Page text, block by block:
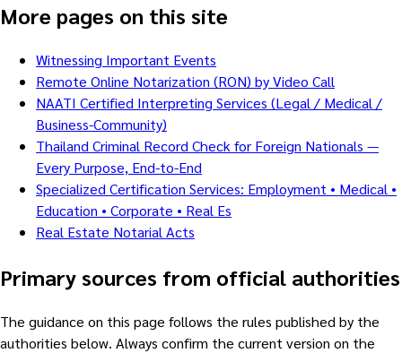
More pages on this site
Witnessing Important Events
Remote Online Notarization (RON) by Video Call
NAATI Certified Interpreting Services (Legal / Medical /
Business-Community)
Thailand Criminal Record Check for Foreign Nationals —
Every Purpose, End-to-End
Specialized Certification Services: Employment • Medical •
Education • Corporate • Real Es
Real Estate Notarial Acts
Primary sources from official authorities
The guidance on this page follows the rules published by the
authorities below. Always confirm the current version on the